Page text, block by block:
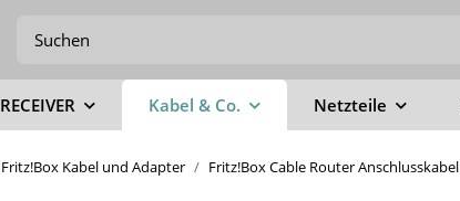
RECEIVER Kabel & Co. Netzteile
Fritz!Box Kabel und Adapter Fritz!Box Cable Router Anschlusskabel